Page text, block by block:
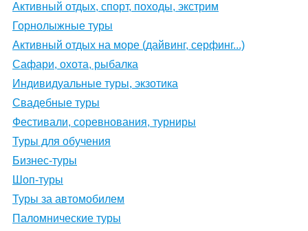
Активный отдых, спорт, походы, экстрим
Горнолыжные туры
Активный отдых на море (дайвинг, серфинг...)
Сафари, охота, рыбалка
Индивидуальные туры, экзотика
Свадебные туры
Фестивали, соревнования, турниры
Туры для обучения
Бизнес-туры
Шоп-туры
Туры за автомобилем
Паломнические туры